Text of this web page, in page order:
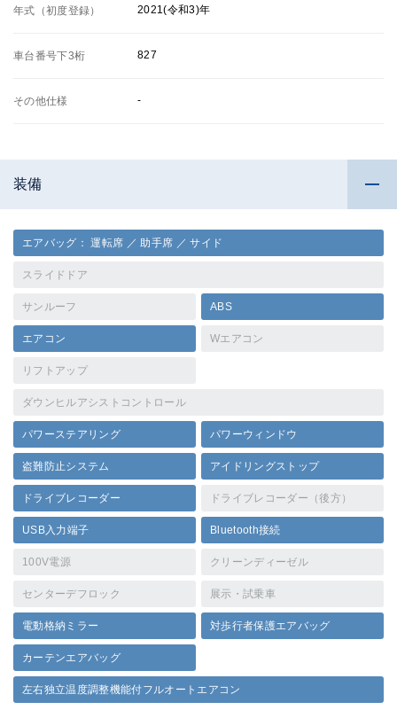
年式（初度登録） 2021(令和3)年
車台番号下3桁 827
その他仕様 -
装備
エアバッグ： 運転席 ／ 助手席 ／ サイド
スライドドア
サンルーフ ABS
エアコン Wエアコン
リフトアップ
ダウンヒルアシストコントロール
パワーステアリング パワーウィンドウ
盗難防止システム アイドリングストップ
ドライブレコーダー ドライブレコーダー（後方）
USB入力端子 Bluetooth接続
100V電源 クリーンディーゼル
センターデフロック 展示・試乗車
電動格納ミラー 対歩行者保護エアバッグ
カーテンエアバッグ
左右独立温度調整機能付フルオートエアコン